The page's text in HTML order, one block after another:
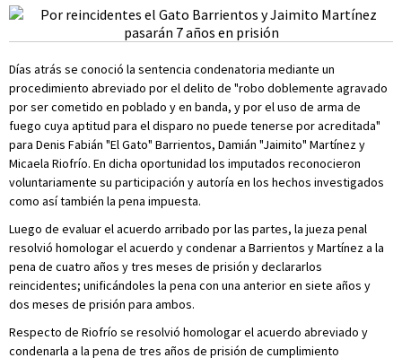
Días atrás se conoció la sentencia condenatoria mediante un
procedimiento abreviado por el delito de "robo doblemente agravado
por ser cometido en poblado y en banda, y por el uso de arma de
fuego cuya aptitud para el disparo no puede tenerse por acreditada"
para Denis Fabián "El Gato" Barrientos, Damián "Jaimito" Martínez y
Micaela Riofrío. En dicha oportunidad los imputados reconocieron
voluntariamente su participación y autoría en los hechos investigados
como así también la pena impuesta.
Luego de evaluar el acuerdo arribado por las partes, la jueza penal
resolvió homologar el acuerdo y condenar a Barrientos y Martínez a la
pena de cuatro años y tres meses de prisión y declararlos
reincidentes; unificándoles la pena con una anterior en siete años y
dos meses de prisión para ambos.
Respecto de Riofrío se resolvió homologar el acuerdo abreviado y
condenarla a la pena de tres años de prisión de cumplimiento